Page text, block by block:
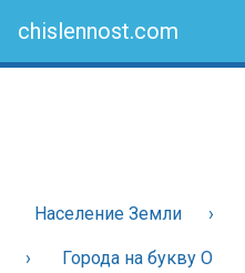
chislennost.com
Население Земли
Города на букву О